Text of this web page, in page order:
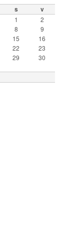
s v
1
2
8
9
15
16
22
23
29
30